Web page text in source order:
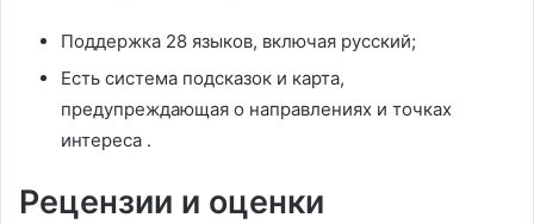
Поддержка 28 языков, включая русский;
Есть система подсказок и карта,
предупреждающая о направлениях и точках
интереса .
Рецензии и оценки